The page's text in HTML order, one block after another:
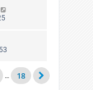
… 18